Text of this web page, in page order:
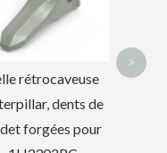
2713-1217RC
>